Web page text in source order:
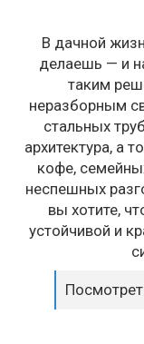
В дачной
делаешь — и
таким
неразборным
стальных
архитектура, а
кофе,
неспешных
вы хотите,
устойчивой и